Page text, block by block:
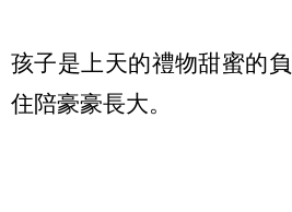
孩子是上天的禮物甜蜜的
住陪豪豪長大。